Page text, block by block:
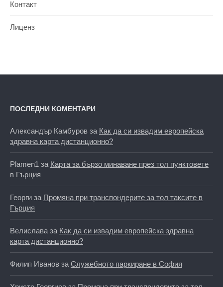
Контакт
Лиценз
ПОСЛЕДНИ КОМЕНТАРИ
Александър Камбуров за Как да си извадим европейска
здравна карта дистанционно?
Plamen1 за Карта за бързо минаване през тол пунктовете
в Гърция
Георги за Промяна при транспондерите за тол таксите в
Гърция
Велислава за Как да си извадим европейска здравна
карта дистанционно?
Филип Иванов за Служебното паркиране в София